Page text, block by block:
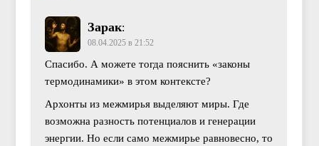
Зарак:
08.04.2025 в 21:52
Спасибо. А можете тогда пояснить «законы
термодинамики» в этом контексте?
Архонты из межмирья выделяют миры. Где
возможна разность потенциалов и генерации
энергии. Но если само межмирье равновесно, то